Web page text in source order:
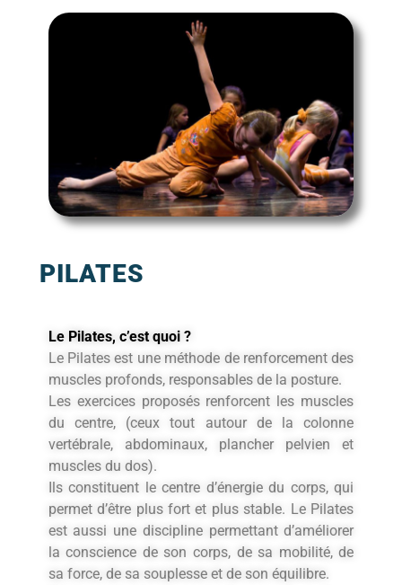
PILATES
Le Pilates, c’est quoi ?
Le Pilates est une méthode de renforcement des
muscles profonds, responsables de la posture.
Les exercices proposés renforcent les muscles
du centre, (ceux tout autour de la colonne
vertébrale, abdominaux, plancher pelvien et
muscles du dos).
Ils constituent le centre d’énergie du corps, qui
permet d’être plus fort et plus stable. Le Pilates
est aussi une discipline permettant d’améliorer
la conscience de son corps, de sa mobilité, de
sa force, de sa souplesse et de son équilibre.